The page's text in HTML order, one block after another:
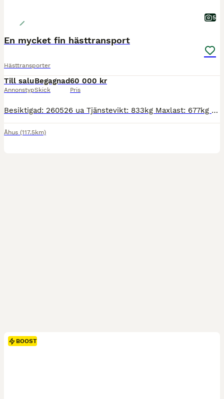
5
En mycket fin hästtransport
Hästtransporter
Till salu
Annonstyp
Begagnad
Skick
60 000 kr
Pris
Besiktigad: 260526 ua Tjänstevikt: 833kg Maxlast: 677kg Totalvikt: 1500kg Längd: 4500mm Bredd: 2200mm Sparsamt använd och i mycket gott skick! Fina sommar och vinterdäck. Säkerhetsutlösning på utsidan.
Åhus (117.5km)
BOOST